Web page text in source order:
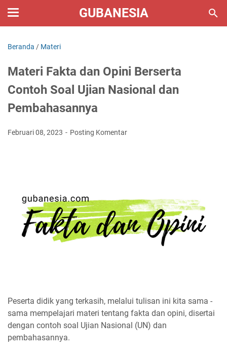
GUBANESIA
Beranda / Materi
Materi Fakta dan Opini Berserta
Contoh Soal Ujian Nasional dan
Pembahasannya
Februari 08, 2023 Posting Komentar
Peserta didik yang terkasih, melalui tulisan ini kita sama -
sama mempelajari materi tentang fakta dan opini, disertai
dengan contoh soal Ujian Nasional (UN) dan
pembahasannya.